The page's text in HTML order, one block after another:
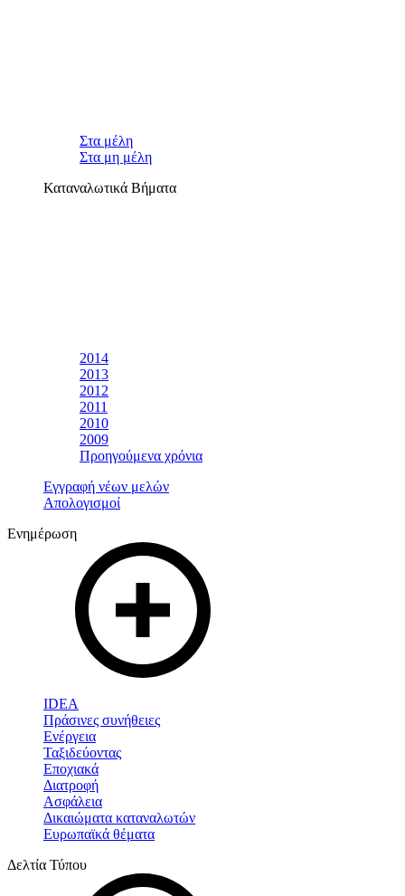
Στα μέλη
Στα μη μέλη
Καταναλωτικά Βήματα
2014
2013
2012
2011
2010
2009
Προηγούμενα χρόνια
Εγγραφή νέων μελών
Απολογισμοί
Ενημέρωση
IDEA
Πράσινες συνήθειες
Ενέργεια
Ταξιδεύοντας
Εποχιακά
Διατροφή
Ασφάλεια
Δικαιώματα καταναλωτών
Ευρωπαϊκά θέματα
Δελτία Τύπου